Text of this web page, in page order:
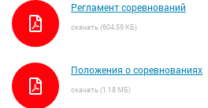
Регламент соревнований
скачать (604.59 КБ)
Положения о соревнованиях
скачать (1.18 МБ)